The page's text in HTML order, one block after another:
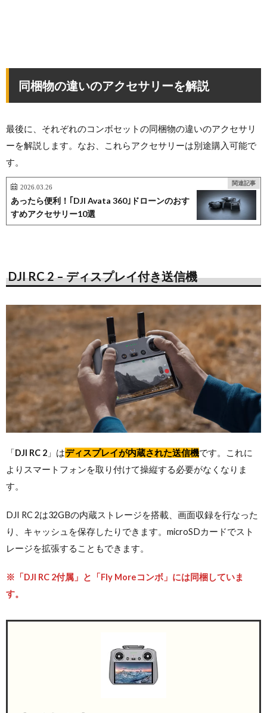
同梱物の違いのアクセサリーを解説
最後に、それぞれのコンボセットの同梱物の違いのアクセサリ
ーを解説します。なお、これらアクセサリーは別途購入可能で
す。
関連記事
2026.03.26
あったら便利！｢DJI Avata 360｣ドローンのおす
すめアクセサリー10選
DJI RC 2 – ディスプレイ付き送信機
「DJI RC 2 」はディスプレイが内蔵された送信機です。これに
よりスマートフォンを取り付けて操縦する必要がなくなりま
す。
DJI RC 2は32GBの内蔵ストレージを搭載、画面収録を行なった
り、キャッシュを保存したりできます。microSDカードでスト
レージを拡張することもできます。
※「DJI RC 2付属」と「Fly Moreコンボ」には同梱していま
す。